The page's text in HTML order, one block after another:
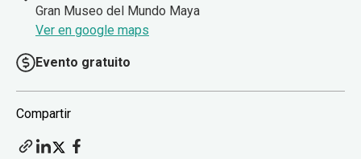
Gran Museo del Mundo Maya
Ver en google maps
Evento gratuito
Compartir